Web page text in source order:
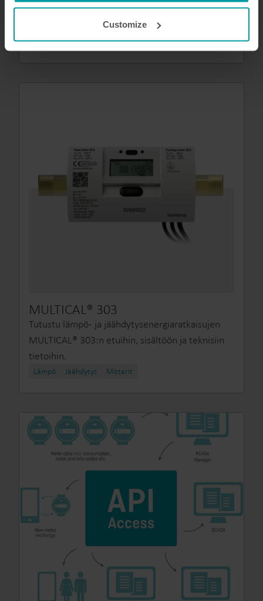
analysis programmes.
You can at any time change or withdraw your consent
Customize
Tutustu HC-003-20/21/22 M-Busin etuihin,
sisältöön ja teknisiin tietoihin.
Lämpö Jäähdytys Moduulit
MULTICAL® 303
Tutustu lämpö‑ ja jäähdytysenergiaratkaisujen
MULTICAL® 303:n etuihin, sisältöön ja teknisiin
tietoihin.
Lämpö Jäähdytys Mittarit